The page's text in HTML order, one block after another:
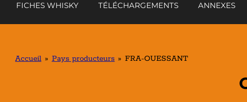
FICHES WHISKY
TÉLÉCHARGEMENTS ANNEXES
Accueil » Pays producteurs » FRA-OUESSANT